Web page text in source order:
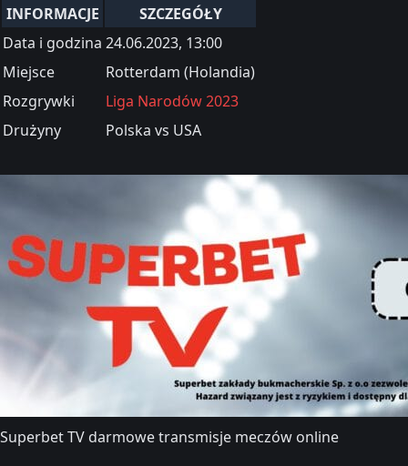
INFORMACJE
SZCZEGÓŁY
Data i godzina 24.06.2023, 13:00
Miejsce
Rotterdam (Holandia)
Rozgrywki
Liga Narodów 2023
Drużyny
Polska vs USA
Superbet TV darmowe transmisje meczów online